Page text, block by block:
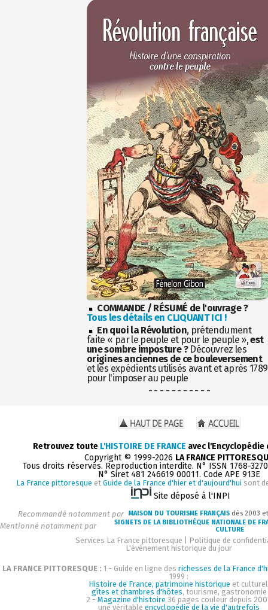
COMMANDE / RÉSUMÉ de l'ouvrage ?
Tous les détails en CLIQUANT ICI !
En quoi la Révolution, prétendument
faite « par le peuple et pour le peuple »,est
une sombre imposture ?Découvrez les
origines anciennes de ce bouleversement
et les expédients utilisés avant et après 1789
pour l'imposer au peuple
- - - - - - - - - - -
Retrouvez toute L'HISTOIRE DE FRANCE avec
Copyright © 1999-2026 LA FRANCE
Tous droits réservés. Reproduction interdite. N° ISSN 1768-
N° Siret 481 246619 00011. Code APE 913E
La France pittoresque et Guide de la France d'hier et d'aujourd'hui sont
Site déposé à l'INPI
Recommandé notamment par MAISON DU TOURISME FRANÇAIS dès 2003
Mentionné notamment par
SIGNETS DE LA BIBLIOTHÈQUE NATIONALE DE
CULTURE
Services La France pittoresque
Politique de
L'événement historique du jour
LA FRANCE PITTORESQUE : 1 - Guide en ligne des richesses de la France
1999 :
Histoire de France, patrimoine historique et
gîtes et chambres d'hôtes, tourisme, gastronomie
2 - Magazine d'histoire 36 pages couleur depuis
une véritableencyclopédie de la vie d'autrefois